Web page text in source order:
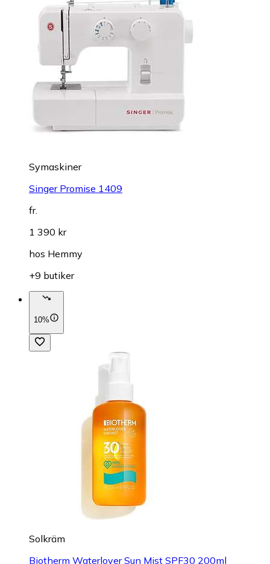
Symaskiner
Singer Promise 1409
fr.
1 390 kr
hos Hemmy
+9 butiker
10%
Solkräm
Biotherm Waterlover Sun Mist SPF30 200ml